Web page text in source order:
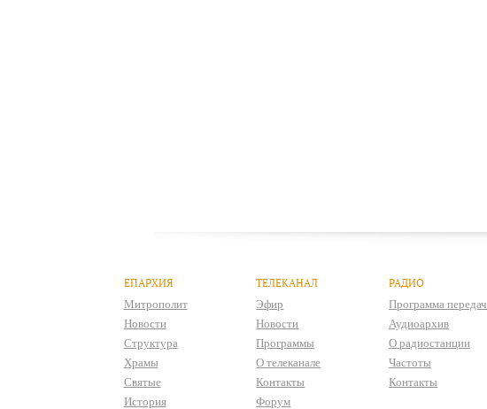
ЕПАРХИЯ
Митрополит
Новости
Структура
Храмы
Святые
История
ТЕЛЕКАНАЛ
Эфир
Новости
Программы
О телеканале
Контакты
Форум
РАДИО
Программа передач
Аудиоархив
О радиостанции
Частоты
Контакты